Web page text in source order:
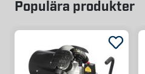
Populära produkter